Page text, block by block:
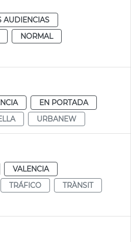
AUDIENCIAS
NORMAL
EN PORTADA
URBANEW
VALENCIA
TRÁFICO
TRÀNSIT